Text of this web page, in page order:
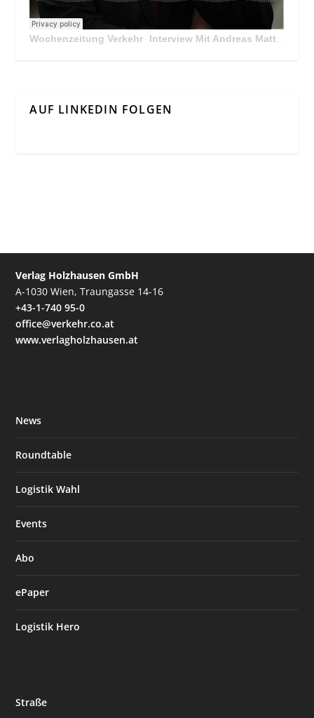
Wochenzeitung Verkehr · Interview Mit Andreas Matthä, CEO der ÖBB Holding
AUF LINKEDIN FOLGEN
Verlag Holzhausen GmbH
A-1030 Wien, Traungasse 14-16
+43-1-740 95-0
office@verkehr.co.at
www.verlagholzhausen.at
News
Roundtable
Logistik Wahl
Events
Abo
ePaper
Logistik Hero
Straße